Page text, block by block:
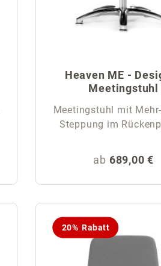
Heaven ME -
Meetingstuhl
Meetingstuhl mit
Steppung im
Regulärer
ab 689,00 €
20% Rabatt